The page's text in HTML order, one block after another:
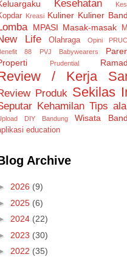
Kesehatan
Kreasi Kuliner Kuliner
MPASI Masak-masak
Life Olahraga Opini
88
PVJ Babywearers
Prudential
/ Kerja
Produk Sekilas
Kehamilan Tips
DIY Bandung Wisata
education
Archive
2026 (9)
2025 (6)
2024 (22)
2023 (30)
2022 (35)